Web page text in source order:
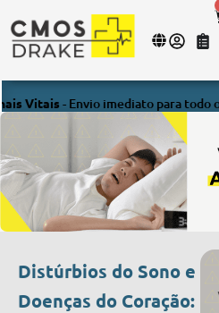
- Envio imediato para todo o Brasil.
Distúrbios do Sono e
Doenças do Coração: